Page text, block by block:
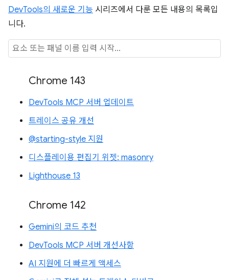
DevTools의 새로운 기능 시리즈에서 다룬 모든 내용의 목록입
니다.
Chrome 143
DevTools MCP 서버 업데이트
트레이스 공유 개선
@starting-style 지원
디스플레이용 편집기 위젯: masonry
Lighthouse 13
Chrome 142
Gemini의 코드 추천
DevTools MCP 서버 개선사항
AI 지원에 더 빠르게 액세스